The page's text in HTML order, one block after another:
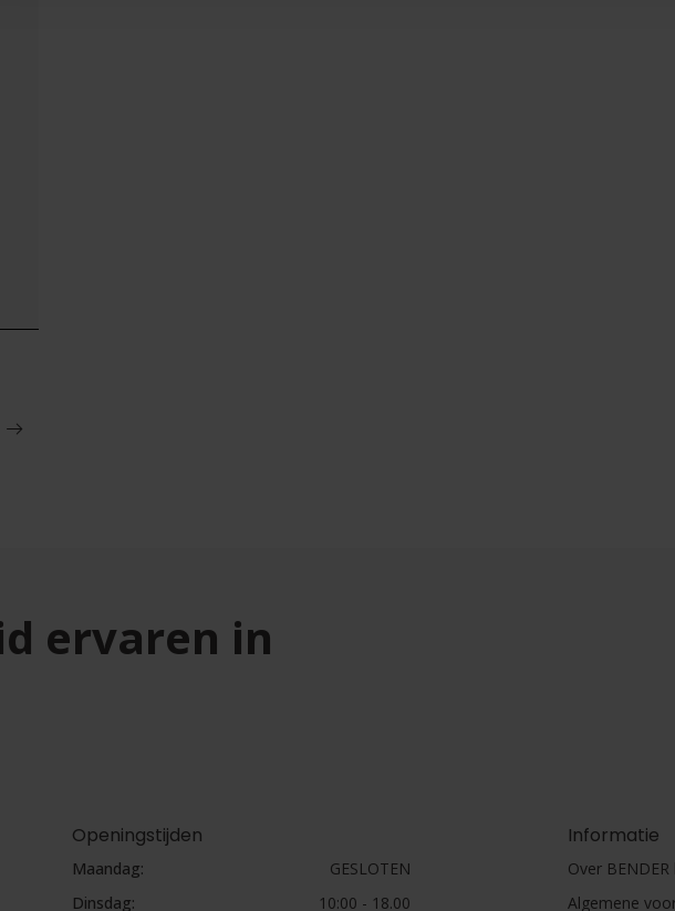
ervaren in
Openingstijden
Maandag:
GESLOTEN
Dinsdag:
10:00 - 18.00
Informatie
Over BENDER
Algemene